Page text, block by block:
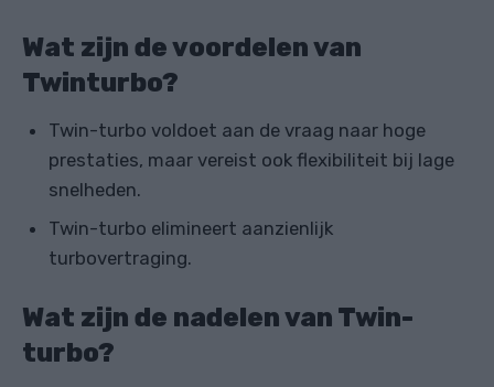
Wat zijn de voordelen van
Twinturbo?
Twin-turbo voldoet aan de vraag naar hoge
prestaties, maar vereist ook flexibiliteit bij lage
snelheden.
Twin-turbo elimineert aanzienlijk
turbovertraging.
Wat zijn de nadelen van Twin-
turbo?